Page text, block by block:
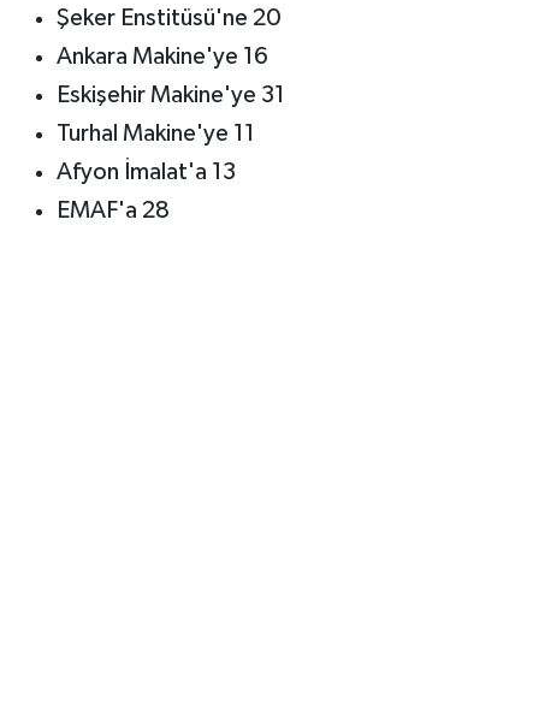
Şeker Enstitüsü'ne 20
Ankara Makine'ye 16
Eskişehir Makine'ye 31
Turhal Makine'ye 11
Afyon İmalat'a 13
EMAF'a 28